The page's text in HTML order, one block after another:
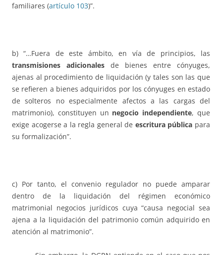
familiares (artículo 103)”.
b) “…Fuera de este ámbito, en vía de principios, las
transmisiones adicionales de bienes entre cónyuges,
ajenas al procedimiento de liquidación (y tales son las que
se refieren a bienes adquiridos por los cónyuges en estado
de solteros no especialmente afectos a las cargas del
matrimonio), constituyen un negocio independiente, que
exige acogerse a la regla general de escritura pública para
su formalización”.
c) Por tanto, el convenio regulador no puede amparar
dentro de la liquidación del régimen económico
matrimonial negocios jurídicos cuya “causa negocial sea
ajena a la liquidación del patrimonio común adquirido en
atención al matrimonio”.